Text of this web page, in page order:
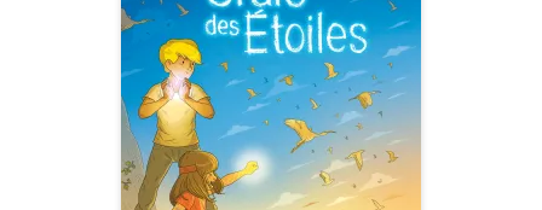
La Craie des
étoiles
Tome 02
Date de parution :
08/03/2017
Une bande dessinée
d’aventures teintée d’écologie
et de pédagogie.